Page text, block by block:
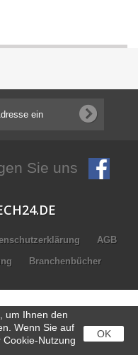
Sie uns
AGB
Branchenbücher
um Ihnen den
Wenn Sie auf
Nutzung
OK